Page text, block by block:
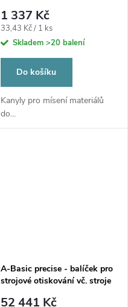
1 337 Kč
Měrná
cena:
33,43 Kč / 1 ks
Skladem >20 balení
Do košíku
Kanyly pro mísení materiálů
do...
A-Basic precise - balíček pro
strojové otiskování vč. stroje
52 441 Kč